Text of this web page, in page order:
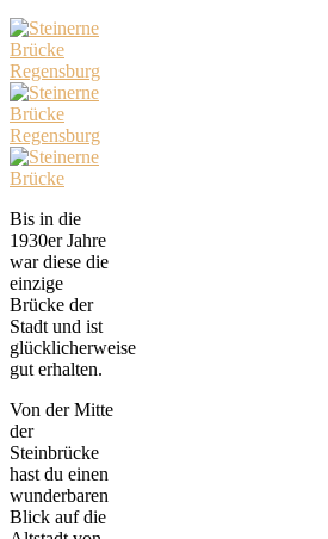
Bis in die
1930er Jahre
war diese die
einzige
Brücke der
Stadt und ist
glücklicherweise
gut erhalten.
Von der Mitte
der
Steinbrücke
hast du einen
wunderbaren
Blick auf die